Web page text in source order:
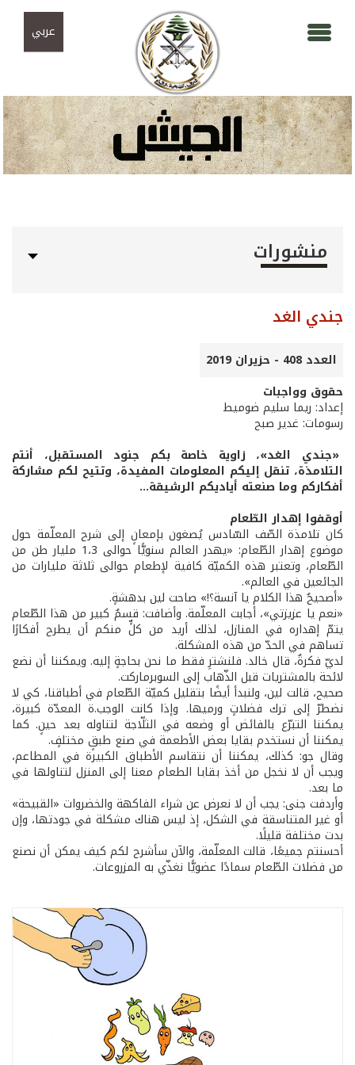
عربي
منشورات
جندي الغد
العدد 408 - حزيران 2019
حقوق وواجبات
إعداد: ريما سليم ضوميط
رسومات: غدير صبح
«جندي الغد»، زاوية خاصة بكم جنود المستقبل، أنتم
التلامذة، تنقل إليكم المعلومات المفيدة، وتتيح لكم مشاركة
أفكاركم وما صنعته أياديكم الرشيقة...
أوقفوا إهدار الطّعام
كان تلامذة الصّف السّادس يُصغون بإمعانٍ إلى شرح المعلّمة حول
موضوع إهدار الطّعام: «يهدر العالم سنويًّا حوالى 1،3 مليار طن من
الطّعام، وتعتبر هذه الكميّة كافية لإطعام حوالى ثلاثة مليارات من
الجائعين في العالم».
«أصحيحٌ هذا الكلام يا آنسة؟!» صاحت لين بدهشةٍ.
«نعم يا عزيزتي»، أجابت المعلّمة. وأضافت: قسمٌ كبير من هذا الطّعام
يتمّ إهداره في المنازل، لذلك أريد من كلٍّ منكم أن يطرح أفكارًا
تساهم في الحدّ من هذه المشكلة.
لديّ فكرةٌ، قال خالد. فلنشترِ فقط ما نحن بحاجةٍ إليه. ويمكننا أن نضع
لائحة بالمشتريات قبل الذّهاب إلى السوبرماركت.
صحيح، قالت لين، ولنبدأ أيضًا بتقليل كميّة الطّعام في أطباقنا، كي لا
نضطرّ إلى ترك فضلاتٍ ورميها. وإذا كانت الوجب.ة المعدّة كبيرة،
يمكننا التبرّع بالفائض أو وضعه في الثلّاجة لتناوله بعد حينٍ. كما
يمكننا أن نستخدم بقايا بعض الأطعمة في صنع طبقٍ مختلفٍ.
وقال جو: كذلك، يمكننا أن نتقاسم الأطباق الكبيرة في المطاعم،
ويجب أن لا نخجل من أخذ بقايا الطعام معنا إلى المنزل لتناولها في
ما بعد.
وأردفت جنى: يجب أن لا نعرض عن شراء الفاكهة والخضروات «القبيحة»
أو غير المتناسقة في الشكل، إذ ليس هناك مشكلة في جودتها، وإن
بدت مختلفة قليلًا.
أحسنتم جميعًا، قالت المعلّمة، والآن سأشرح لكم كيف يمكن أن نصنع
من فضلات الطّعام سمادًا عضويًّا نغذّي به المزروعات.